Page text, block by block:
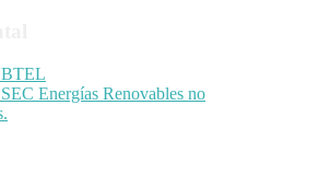
Energías Renovables no